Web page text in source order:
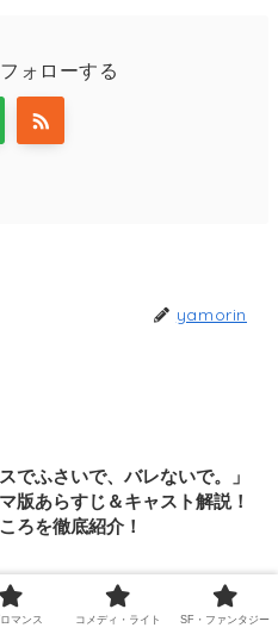
ォローする
yamorin
スでふさいで、バレないで。」
版あらすじ＆キャスト解説！
ろを徹底紹介！
スでふさいで、バレないで。」
マンス コメディ・ライト SF・ファンタジー